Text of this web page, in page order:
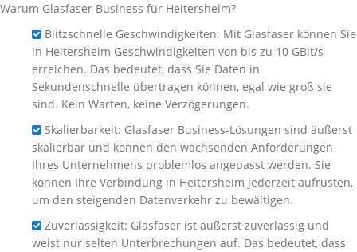
Warum Glasfaser Business für Heitersheim?
Blitzschnelle Geschwindigkeiten: Mit Glasfaser können Sie
in Heitersheim Geschwindigkeiten von bis zu 10 GBit/s
erreichen. Das bedeutet, dass Sie Daten in
Sekundenschnelle übertragen können, egal wie groß sie
sind. Kein Warten, keine Verzögerungen.
Skalierbarkeit: Glasfaser Business-Lösungen sind äußerst
skalierbar und können den wachsenden Anforderungen
Ihres Unternehmens problemlos angepasst werden. Sie
können Ihre Verbindung in Heitersheim jederzeit aufrüsten,
um den steigenden Datenverkehr zu bewältigen.
Zuverlässigkeit: Glasfaser ist äußerst zuverlässig und
weist nur selten Unterbrechungen auf. Das bedeutet, dass